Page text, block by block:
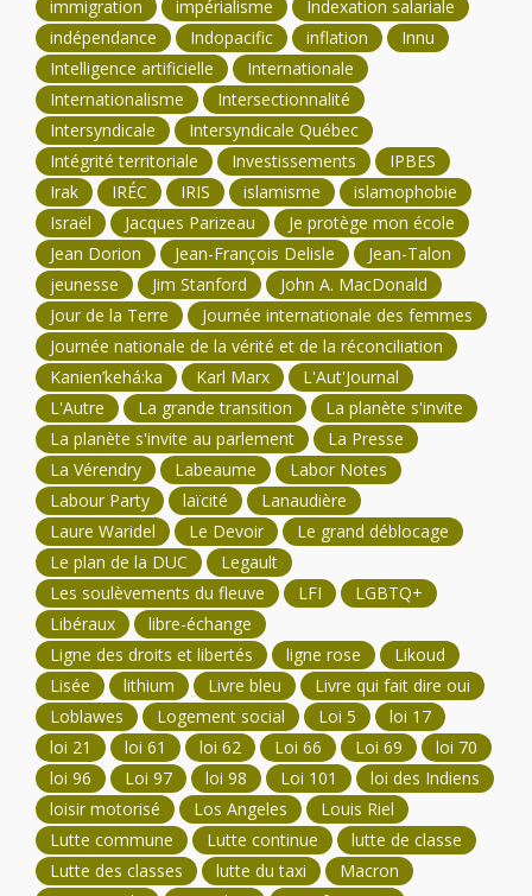
immigration
impérialisme
Indexation salariale
indépendance
Indopacific inflation
Innu
Intelligence artificielle
Internationale
Internationalisme
Intersectionnalité
Intersyndicale
Intersyndicale Québec
Intégrité territoriale
Investissements
IPBES
Irak
IRÉC IRIS islamisme
islamophobie
Israël
Jacques Parizeau
Je protège mon école
Jean Dorion
Jean-François Delisle
Jean-Talon
jeunesse
Jim Stanford
John A. MacDonald
Jour de la Terre
Journée internationale des femmes
Journée nationale de la vérité et de la réconciliation
Kanien’kehá:ka
Karl Marx
L'Aut'Journal
L'Autre
La grande transition
La planète s'invite
La planète s'invite au parlement
La Presse
La Vérendry
Labeaume
Labor Notes
Labour Party
laïcité
Lanaudière
Laure Waridel
Le Devoir
Le grand déblocage
Le plan de la DUC
Legault
Les soulèvements du fleuve
LFI
LGBTQ+
Libéraux
libre-échange
Ligne des droits et libertés
ligne rose
Likoud
Lisée
lithium Livre bleu
Livre qui fait dire oui
Loblawes
Logement social Loi 5
loi 17
loi 21
loi 61 loi 62 Loi 66 Loi 69
loi 70
loi 96
Loi 97 loi 98 Loi 101
loi des Indiens
loisir motorisé
Los Angeles
Louis Riel
Lutte commune
Lutte continue
lutte de classe
Lutte des classes
lutte du taxi
Macron